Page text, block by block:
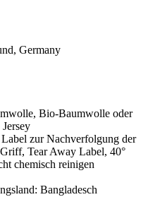
Germany
, Bio-Baumwolle oder
zur Nachverfolgung der
Tear Away Label, 40°
chemisch reinigen
Bangladesch